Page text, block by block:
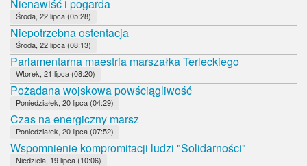
Nienawiść i pogarda
Środa, 22 lipca (05:28)
Niepotrzebna ostentacja
Środa, 22 lipca (08:13)
Parlamentarna maestria marszałka Terleckiego
Wtorek, 21 lipca (08:20)
Pożądana wojskowa powściągliwość
Poniedziałek, 20 lipca (04:29)
Czas na energiczny marsz
Poniedziałek, 20 lipca (07:52)
Wspomnienie kompromitacji ludzi "Solidarności"
Niedziela, 19 lipca (10:06)